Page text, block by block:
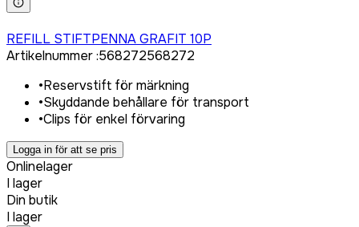
REFILL STIFTPENNA GRAFIT 10P
Artikelnummer:568272568272
•Reservstift för märkning
•Skyddande behållare för transport
•Clips för enkel förvaring
Logga in för att se pris
Onlinelager
I lager
Din butik
I lager